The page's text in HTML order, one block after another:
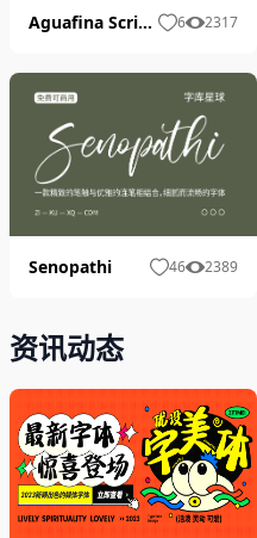
Aguafina Script 6 2317
Senopathi 46 2389
资讯动态